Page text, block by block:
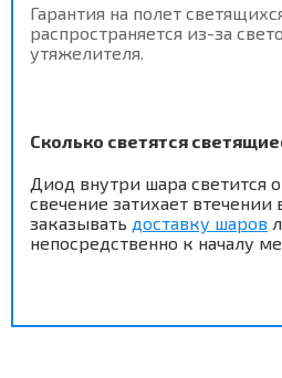
Гарантия на полет
распространяется из-за
утяжелителя.
Сколько светятся
Диод внутри шара светится
свечение затихает
заказывать доставку шаров
непосредственно к началу